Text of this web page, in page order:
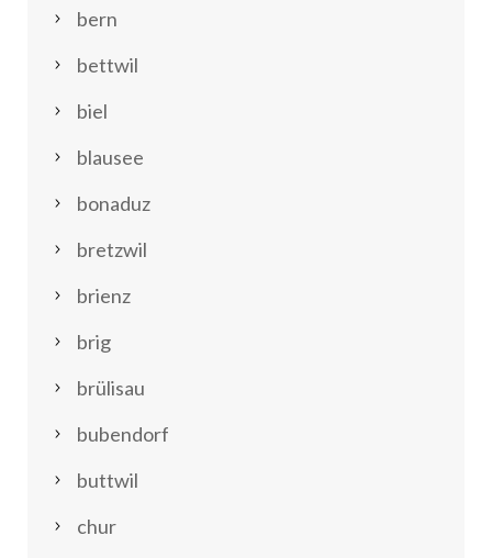
bern
bettwil
biel
blausee
bonaduz
bretzwil
brienz
brig
brülisau
bubendorf
buttwil
chur